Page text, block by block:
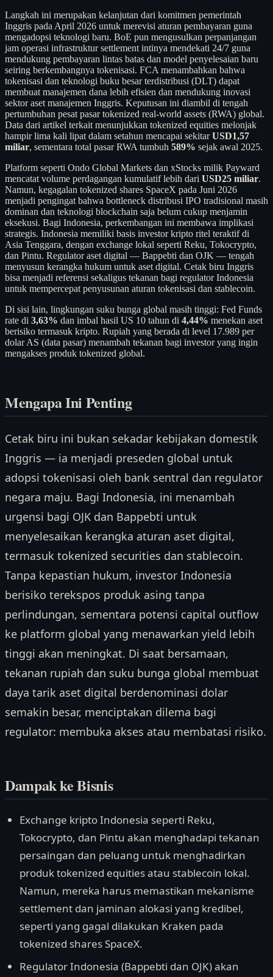
Langkah ini merupakan kelanjutan dari komitmen pemerintah
Inggris pada April 2026 untuk merevisi aturan pembayaran guna
mengadopsi teknologi baru. BoE pun mengusulkan perpanjangan
jam operasi infrastruktur settlement intinya mendekati 24/7 guna
mendukung pembayaran lintas batas dan model penyelesaian baru
seiring berkembangnya tokenisasi. FCA menambahkan bahwa
tokenisasi dan teknologi buku besar terdistribusi (DLT) dapat
membuat manajemen dana lebih efisien dan mendukung inovasi
sektor aset manajemen Inggris. Keputusan ini diambil di tengah
pertumbuhan pesat pasar tokenized real-world assets (RWA) global.
Data dari artikel terkait menunjukkan tokenized equities melonjak
hampir lima kali lipat dalam setahun mencapai sekitarUSD1,57
miliar, sementara total pasar RWA tumbuh 589% sejak awal 2025.
Platform seperti Ondo Global Markets dan xStocks milik Payward
mencatat volume perdagangan kumulatif lebih dari USD25 miliar.
Namun, kegagalan tokenized shares SpaceX pada Juni 2026
menjadi pengingat bahwa bottleneck distribusi IPO tradisional masih
dominan dan teknologi blockchain saja belum cukup menjamin
eksekusi. Bagi Indonesia, perkembangan ini membawa implikasi
strategis. Indonesia memiliki basis investor kripto ritel teraktif di
Asia Tenggara, dengan exchange lokal seperti Reku, Tokocrypto,
dan Pintu. Regulator aset digital — Bappebti dan OJK — tengah
menyusun kerangka hukum untuk aset digital. Cetak biru Inggris
bisa menjadi referensi sekaligus tekanan bagi regulator Indonesia
untuk mempercepat penyusunan aturan tokenisasi dan stablecoin.
Di sisi lain, lingkungan suku bunga global masih tinggi: Fed Funds
rate di 3,63% dan imbal hasil US 10 tahun di 4,44% menekan aset
berisiko termasuk kripto. Rupiah yang berada di level 17.989 per
dolar AS (data pasar) menambah tekanan bagi investor yang ingin
mengakses produk tokenized global.
Mengapa Ini Penting
Cetak biru ini bukan sekadar kebijakan domestik
Inggris — ia menjadi preseden global untuk
adopsi tokenisasi oleh bank sentral dan regulator
negara maju. Bagi Indonesia, ini menambah
urgensi bagi OJK dan Bappebti untuk
menyelesaikan kerangka aturan aset digital,
termasuk tokenized securities dan stablecoin.
Tanpa kepastian hukum, investor Indonesia
berisiko terekspos produk asing tanpa
perlindungan, sementara potensi capital outflow
ke platform global yang menawarkan yield lebih
tinggi akan meningkat. Di saat bersamaan,
tekanan rupiah dan suku bunga global membuat
daya tarik aset digital berdenominasi dolar
semakin besar, menciptakan dilema bagi
regulator: membuka akses atau membatasi risiko.
Dampak ke Bisnis
Exchange kripto Indonesia seperti Reku,
Tokocrypto, dan Pintu akan menghadapi tekanan
persaingan dan peluang untuk menghadirkan
produk tokenized equities atau stablecoin lokal.
Namun, mereka harus memastikan mekanisme
settlement dan jaminan alokasi yang kredibel,
seperti yang gagal dilakukan Kraken pada
tokenized shares SpaceX.
Regulator Indonesia (Bappebti dan OJK) akan